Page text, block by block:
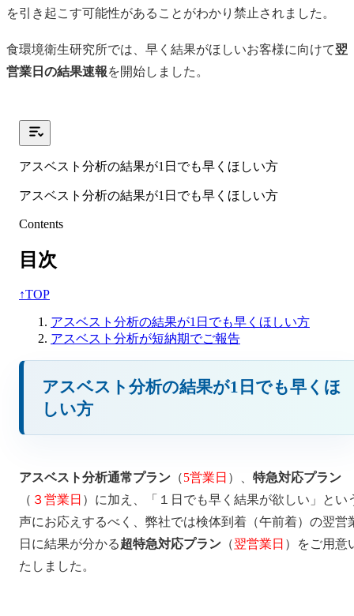
を引き起こす可能性があることがわかり禁止されました。
食環境衛生研究所では、早く結果がほしいお客様に向けて翌
営業日の結果速報を開始しました。
アスベスト分析の結果が1日でも早くほしい方
アスベスト分析の結果が1日でも早くほしい方
Contents
目次
↑TOP
アスベスト分析の結果が1日でも早くほしい方
アスベスト分析が短納期でご報告
アスベスト分析の結果が1日でも早くほ
しい方
アスベスト分析通常プラン （5営業日 ）、 特急対応プラン
（ ３営業日 ）に加え、「１日でも早く結果が欲しい」とい
声にお応えするべく、弊社では検体到着（午前着）の翌営
日に結果が分かる超特急対応プラン （翌営業日 ）をご用意
たしました。